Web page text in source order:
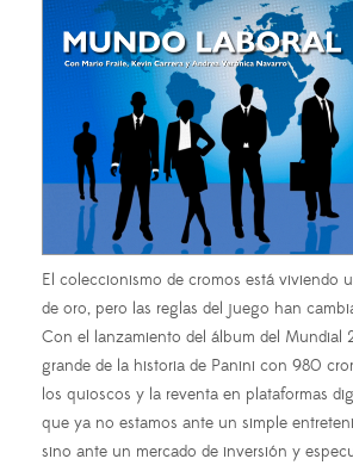
El coleccionismo de cromos está viviendo
de oro, pero las reglas del juego han
Con el lanzamiento del álbum del Mundial
grande de la historia de Panini con 980
los quioscos y la reventa en plataformas
que ya no estamos ante un simple
sino ante un mercado de inversión y